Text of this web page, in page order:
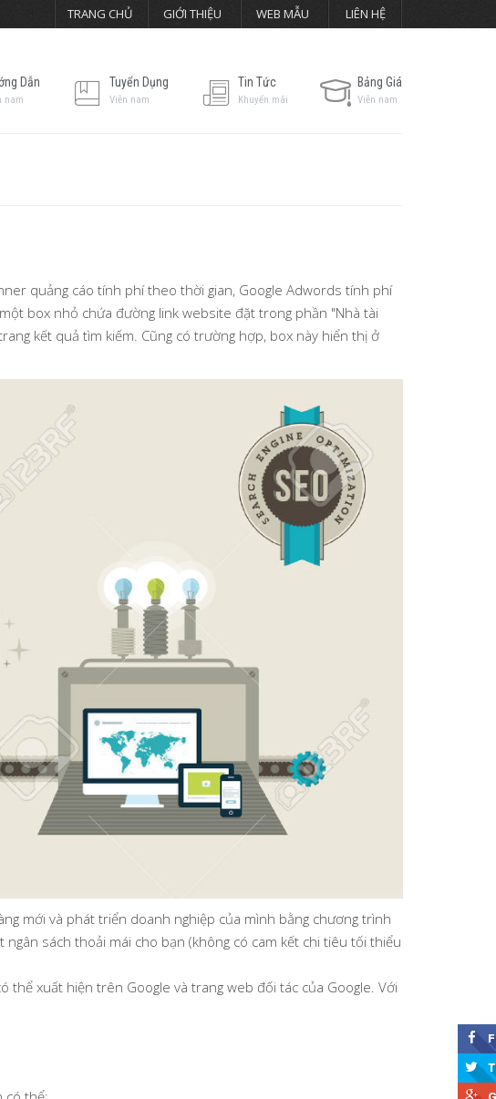
TRANG CHỦ GIỚI THIỆU WEB MẪU LIÊN HỆ
Dẫn
nam
Tuyển Dụng
Viễn nam
Tin Tức
Khuyến mãi
Bảng Giá
Viễn nam
quảng cáo tính phí theo thời gian, Google Adwords tính phí
box nhỏ chứa đường link website đặt trong phần "Nhà tài
kết quả tìm kiếm. Cũng có trường hợp, box này hiển thị ở
mới và phát triển doanh nghiệp của mình bằng chương trình
sách thoải mái cho bạn (không có cam kết chi tiêu tối thiểu
thể xuất hiện trên Google và trang web đối tác của Google. Với